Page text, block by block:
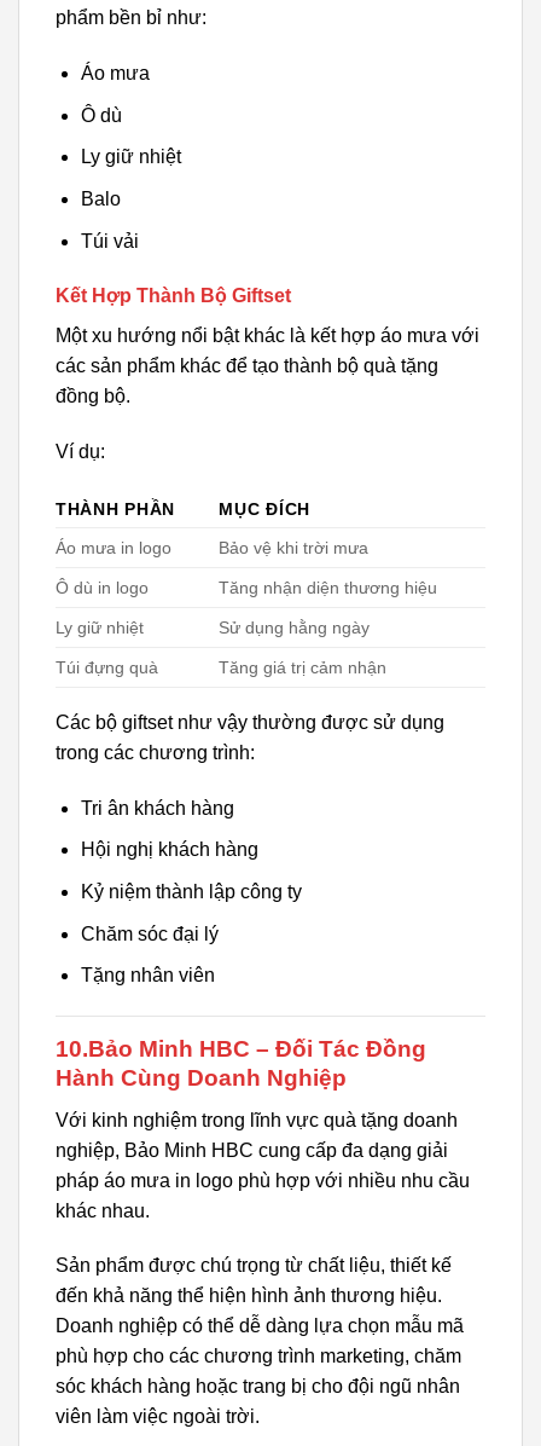
phẩm bền bỉ như:
Áo mưa
Ô dù
Ly giữ nhiệt
Balo
Túi vải
Kết Hợp Thành Bộ Giftset
Một xu hướng nổi bật khác là kết hợp áo mưa với
các sản phẩm khác để tạo thành bộ quà tặng
đồng bộ.
Ví dụ:
THÀNH PHẦN
MỤC ĐÍCH
Áo mưa in logo
Bảo vệ khi trời mưa
Ô dù in logo Tăng nhận diện thương hiệu
Ly giữ nhiệt Sử dụng hằng ngày
Túi đựng quà Tăng giá trị cảm nhận
Các bộ giftset như vậy thường được sử dụng
trong các chương trình:
Tri ân khách hàng
Hội nghị khách hàng
Kỷ niệm thành lập công ty
Chăm sóc đại lý
Tặng nhân viên
10.Bảo Minh HBC – Đối Tác Đồng
Hành Cùng Doanh Nghiệp
Với kinh nghiệm trong lĩnh vực quà tặng doanh
nghiệp, Bảo Minh HBC cung cấp đa dạng giải
pháp áo mưa in logo phù hợp với nhiều nhu cầu
khác nhau.
Sản phẩm được chú trọng từ chất liệu, thiết kế
đến khả năng thể hiện hình ảnh thương hiệu.
Doanh nghiệp có thể dễ dàng lựa chọn mẫu mã
phù hợp cho các chương trình marketing, chăm
sóc khách hàng hoặc trang bị cho đội ngũ nhân
viên làm việc ngoài trời.